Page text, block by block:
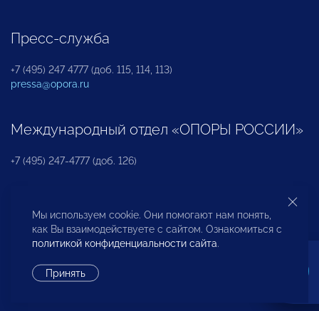
Пресс-служба
+7 (495) 247 4777 (доб. 115, 114, 113)
pressa@opora.ru
Международный отдел «ОПОРЫ РОССИИ»
+7 (495) 247-4777 (доб. 126)
Бюро по защите прав предпринимателей и
инвесторов
Мы используем cookie. Они помогают нам понять,
как Вы взаимодействуете с сайтом. Ознакомиться с
политикой конфиденциальности сайта.
Принять